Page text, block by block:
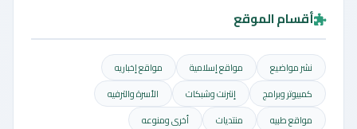
أقسام الموقع
نشر مواضيع مواقع إسلامية
مواقع إخباريه
كمبيوتر وبرامج
إنترنت وشبكات
الأسرة والترفيه
مواقع طبيه
منتديات أخرى ومنوعه